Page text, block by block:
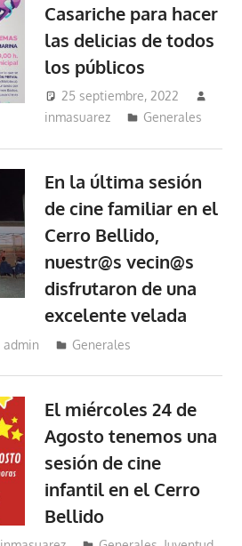
Casariche para hacer
las delicias de todos
los públicos
25 septiembre, 2022
inmasuarez
Generales
En la última sesión
de cine familiar en el
Cerro Bellido,
nuestr@s vecin@s
disfrutaron de una
excelente velada
admin Generales
El miércoles 24 de
Agosto tenemos una
sesión de cine
infantil en el Cerro
Bellido